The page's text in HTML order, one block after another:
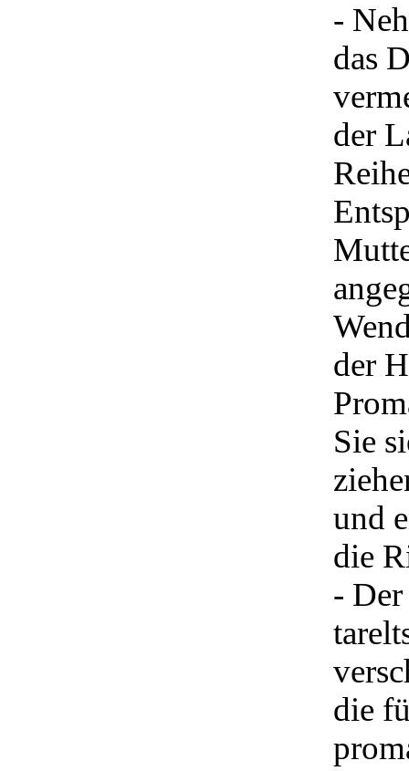
-
das
der
der
Sie
und
die
- Der
die